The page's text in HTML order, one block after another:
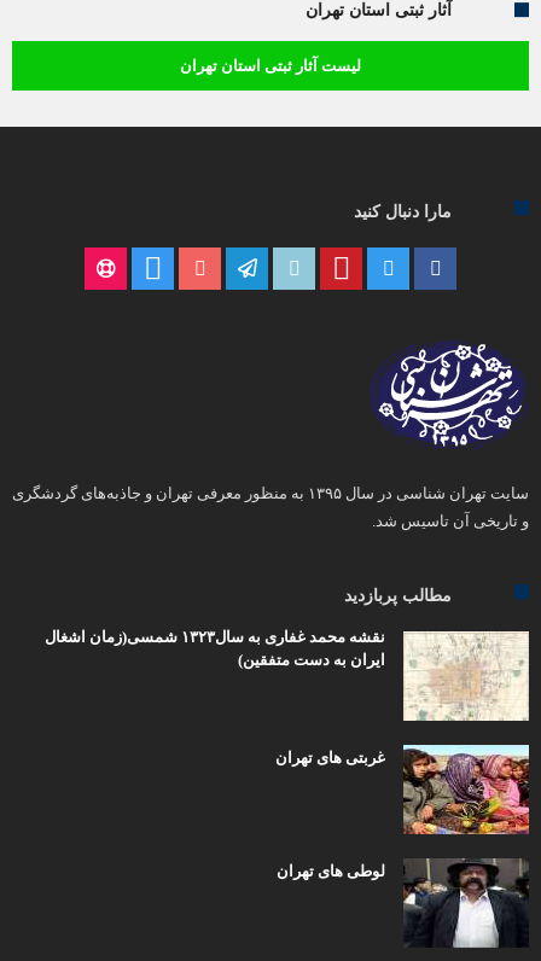
آثار ثبتی استان تهران
لیست آثار ثبتی استان تهران
مارا دنبال کنید
سایت تهران شناسی در سال ۱۳۹۵ به منظور معرفی تهران و جاذبه‌های گردشگری
و تاریخی آن تاسیس شد.
مطالب پربازدید
نقشه محمد غفاری به سال۱۳۲۳ شمسی(زمان اشغال
ایران به دست متفقین)
غربتی های تهران
لوطی های تهران